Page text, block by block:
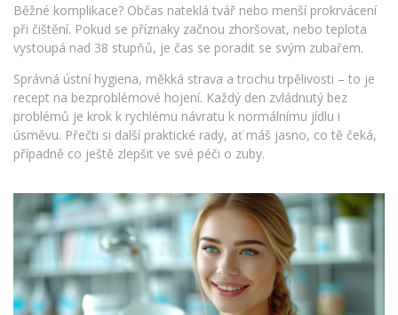
Běžné komplikace? Občas nateklá tvář nebo menší prokrvácení
při čištění. Pokud se příznaky začnou zhoršovat, nebo teplota
vystoupá nad 38 stupňů, je čas se poradit se svým zubařem.
Správná ústní hygiena, měkká strava a trochu trpělivosti – to je
recept na bezproblémové hojení. Každý den zvládnutý bez
problémů je krok k rychlému návratu k normálnímu jídlu i
úsměvu. Přečti si další praktické rady, ať máš jasno, co tě čeká,
případně co ještě zlepšit ve své péči o zuby.